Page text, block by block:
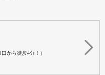
口から徒歩4分！）